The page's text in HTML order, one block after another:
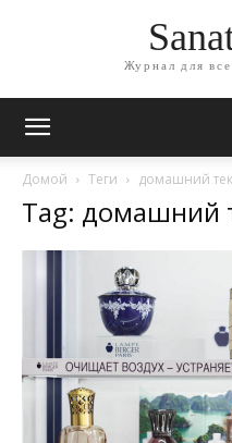
Журнал для
Домой Теги домашний
Tag: домашний